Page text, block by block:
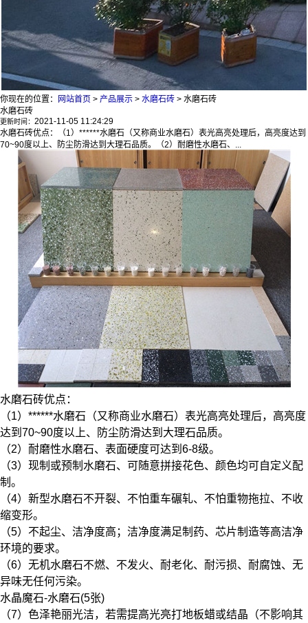
你现在的位置： 网站首页 > 产品展示 > 水磨石砖 > 水磨石砖
水磨石砖
更新时间： 2021-11-05 11:24:29
水磨石砖优点：（1）******水磨石（又称商业水磨石）表光高亮处理后，高亮度达到
70~90度以上、防尘防滑达到大理石品质。（2）耐磨性水磨石、...
水磨石砖优点：
（1）******水磨石（又称商业水磨石）表光高亮处理后，高亮度
达到70~90度以上、防尘防滑达到大理石品质。
（2）耐磨性水磨石、表面硬度可达到6-8级。
（3）现制或预制水磨石、可随意拼接花色、颜色均可自定义配
制。
（4）新型水磨石不开裂、不怕重车碾轧、不怕重物拖拉、不收
缩变形。
（5）不起尘、洁净度高；洁净度满足制药、芯片制造等高洁净
环境的要求。
（6）无机水磨石不燃、不发火、耐老化、耐污损、耐腐蚀、无
异味无任何污染。
水晶魔石-水磨石(5张)
（7）色泽艳丽光洁，若需提高光亮打地板蜡或结晶（不影响其